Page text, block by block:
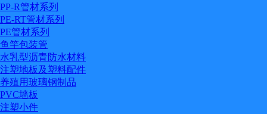
PP-R管材系列
PE-RT管材系列
PE管材系列
鱼竿包装管
水乳型沥青防水材料
注塑地板及塑料配件
养殖用玻璃钢制品
PVC墙板
注塑小件